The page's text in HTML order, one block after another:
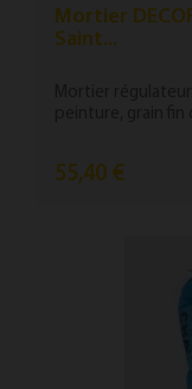
Mortier
Saint...
55,40 €